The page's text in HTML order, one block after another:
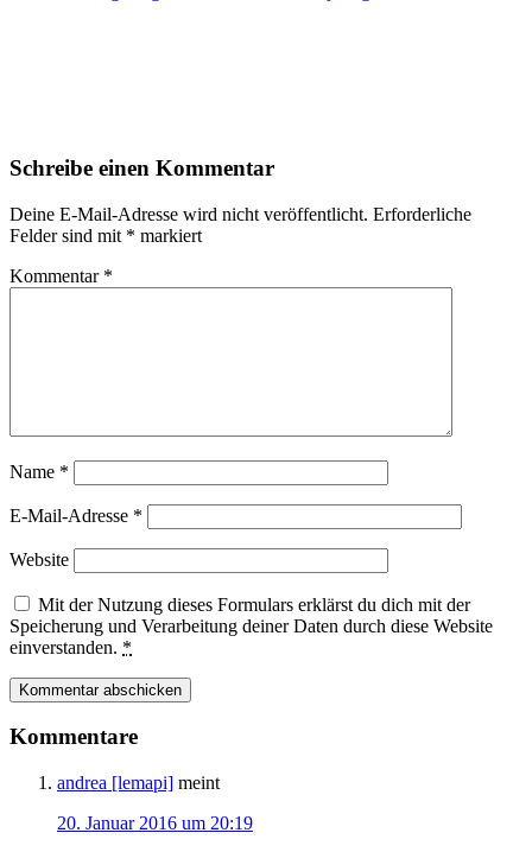
Interaktionen
Schreibe einen Kommentar
Deine E-Mail-Adresse wird nicht veröffentlicht. Erforderliche
Felder sind mit * markiert
Kommentar *
Name *
E-Mail-Adresse *
Website
Mit der Nutzung dieses Formulars erklärst du dich mit der
Speicherung und Verarbeitung deiner Daten durch diese Website
einverstanden. *
Kommentare
andrea [lemapi] meint
20. Januar 2016 um 20:19